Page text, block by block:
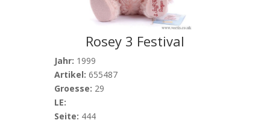
Rosey 3 Festival
Jahr: 1999
Artikel: 655487
Groesse: 29
LE:
Seite: 444